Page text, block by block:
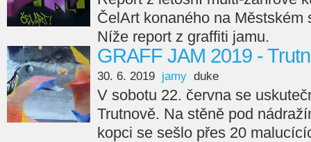
ČelArt konaného na Městském
Níže report z graffiti jamu.
GRAFF JAM 2019 -
30. 6. 2019 jamy duke
V sobotu 22. června se
Trutnově. Na stěně pod
kopci se sešlo přes 20